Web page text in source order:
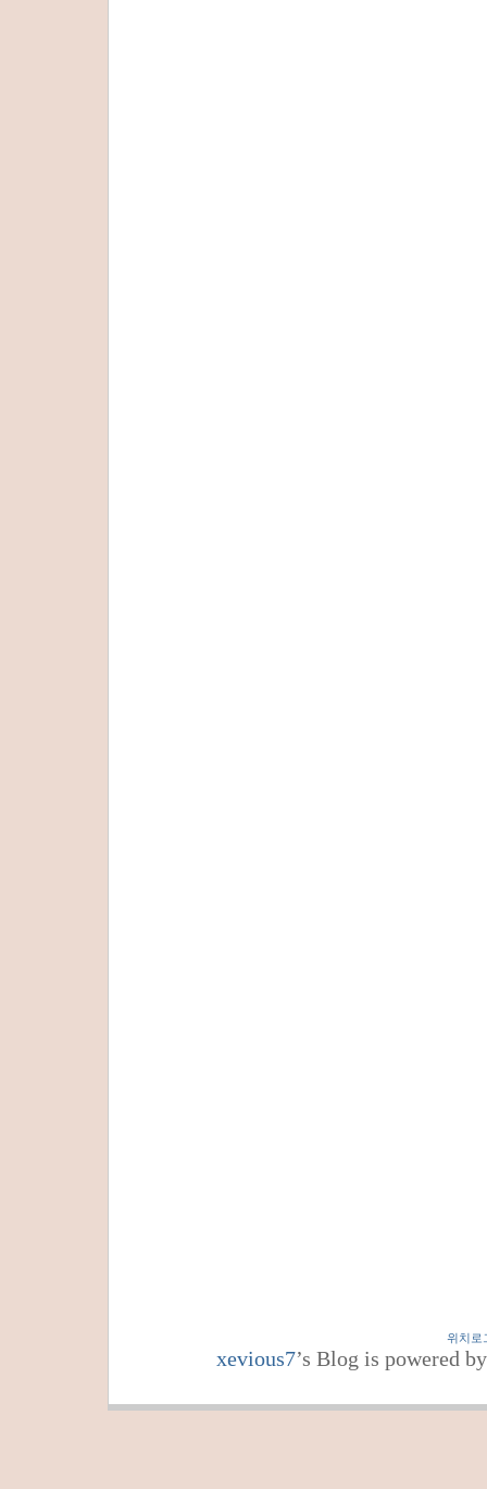
위치로
xevious7’s Blog is powered